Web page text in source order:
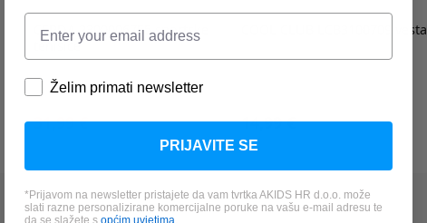
CERDA 2300006755 sportske
tenisice
31,99 €
*Najniža cijena u zadnjih 30 dana:
LCB3100709 vesta
14,99 €
Želim primati newsletter
PRIJAVITE SE
*Prijavom na newsletter pristajete da vam tvrtka AKIDS HR d.o.o. može
slati razne personalizirane komercijalne poruke na vašu e-mail adresu te
da se slažete s općim uvjetima.